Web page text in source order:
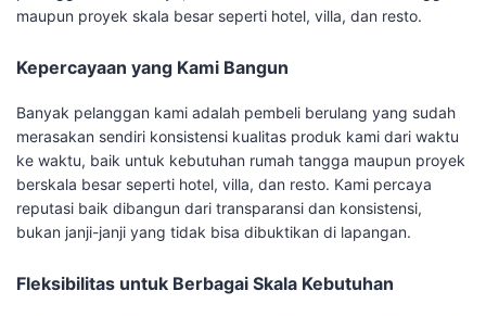
maupun proyek skala besar seperti hotel, villa, dan resto.
Kepercayaan yang Kami Bangun
Banyak pelanggan kami adalah pembeli berulang yang sudah
merasakan sendiri konsistensi kualitas produk kami dari waktu
ke waktu, baik untuk kebutuhan rumah tangga maupun proyek
berskala besar seperti hotel, villa, dan resto. Kami percaya
reputasi baik dibangun dari transparansi dan konsistensi,
bukan janji-janji yang tidak bisa dibuktikan di lapangan.
Fleksibilitas untuk Berbagai Skala Kebutuhan